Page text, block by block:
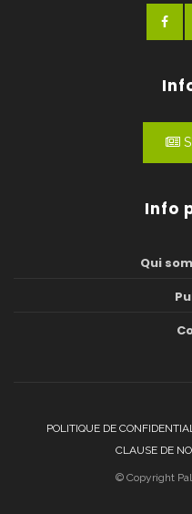
Info
Qui
POLITIQUE DE
CLAUSE DE
© Copyright